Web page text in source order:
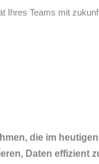
Ihres Teams mit
die im
Daten effizient